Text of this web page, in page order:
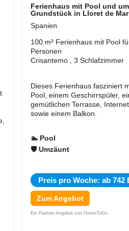
Ferienhaus mit Pool und
Grundstück in Lloret de Mar
Spanien
100 m² Ferienhaus mit Pool
Personen
Crisantemo , 3 Schlafzimmer
Dieses Ferienhaus fasziniert
Pool, einem Geschirrspüler,
gemütlichen Terrasse,
sowie einem Balkon.
🏊 Pool
🛡 Umzäunt
Preis pro Woche: ab 742
Zum Angebot
Ein Partner-Angebot von HomeToGo